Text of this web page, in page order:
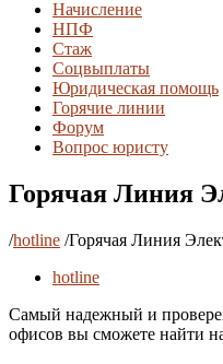
Начисление
НПФ
Стаж
Соцвыплаты
Юридическая помощь
Горячие линии
Форум
Вопрос юристу
Горячая Линия
/hotline /Горячая Линия
hotline
Самый надежный и
офисов вы сможете найти